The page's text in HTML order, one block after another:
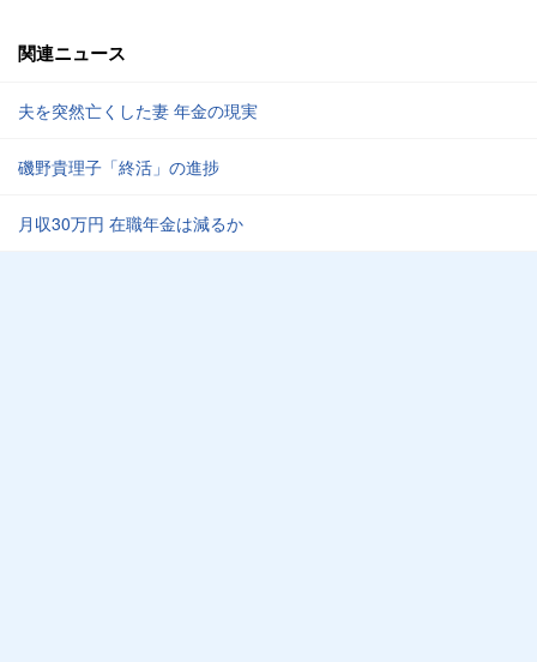
関連ニュース
夫を突然亡くした妻 年金の現実
磯野貴理子「終活」の進捗
月収30万円 在職年金は減るか